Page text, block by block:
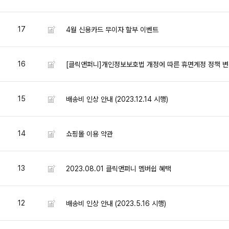
17 4월 신용카드 무이자 할부 이벤트
16 [클릭앤퍼니]개인정보보호법 개정에 따른 휴면계정 정책
15 배송비 인상 안내 (2023.12.14 시행)
14 쇼핑몰 이용 약관
13 2023.08.01 클릭앤퍼니 멤버쉽 혜택
12 배송비 인상 안내 (2023.5.16 시행)